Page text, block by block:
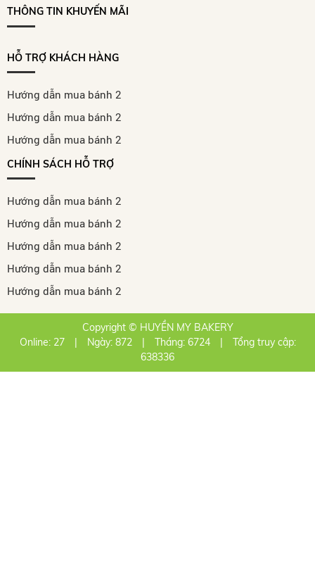
THÔNG TIN KHUYẾN MÃI
HỖ TRỢ KHÁCH HÀNG
Hướng dẫn mua bánh 2
Hướng dẫn mua bánh 2
Hướng dẫn mua bánh 2
CHÍNH SÁCH HỖ TRỢ
Hướng dẫn mua bánh 2
Hướng dẫn mua bánh 2
Hướng dẫn mua bánh 2
Hướng dẫn mua bánh 2
Hướng dẫn mua bánh 2
Copyright © HUYỀN MY BAKERY
Online: 27
| Ngày: 872 | Tháng: 6724 |
Tổng truy cập:
638336